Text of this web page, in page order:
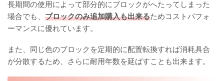
長期間の使用によって部分的にブロックがへたってしまった
場合でも、 ブロックのみ追加購入も出来るためコストパフォ
ーマンスに優れています。
また、同じ色のブロックを定期的に配置転換すれば消耗具合
が分散するため、さらに耐用年数を延ばすことも出来ます。